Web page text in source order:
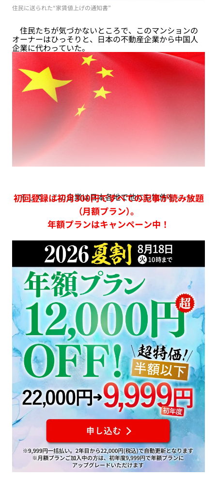
住民に送られた“家賃値上げの通知書”
住民たちが気づかないところで、このマンションの
オーナーはひっそりと、日本の不動産企業から中国人
企業に代わっていた。
そして、この企業は日本各地で他にも物件を――。
初回登録は初月300円ですべての記事が読み放題
（月額プラン）。
年額プランはキャンペーン中！